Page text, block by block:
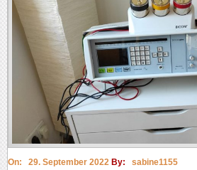
On: 29. September 2022 By: sabine1155